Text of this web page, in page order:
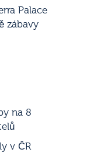
Palace
zábavy
na 8
v ČR